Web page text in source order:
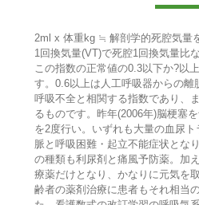
2ml x 体重kg ≒ 解剖学的死腔気量
1回換気量(VT)で死腔1回換気量比
この指数の正常値の0.3以下か?以
す。0.6以上は人工呼吸器からの離
呼吸不全と相関する指数であり、
るものです。昨年(2006年)脳梗塞
を2度行い。いずれも大量の血尿
脈と呼吸困難・起立不能症状とな
の種類も利尿剤と痛風予防薬。加
療薬だけとなり、かなりに元気を
齢者の薬剤治療に患者もそれ相当